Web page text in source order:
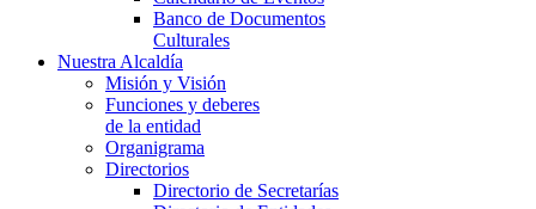
Banco de Documentos
Culturales
Nuestra Alcaldía
Misión y Visión
Funciones y deberes
de la entidad
Organigrama
Directorios
Directorio de Secretarías